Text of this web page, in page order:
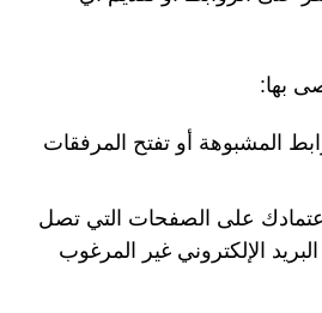
بها:
المشبوهة أو تفتح المرفقات
اعتمادك على الصفحات التي تصل
الإلكتروني غير المرغوب